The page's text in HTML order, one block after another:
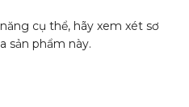
cụ thể, hãy xem xét sơ
sản phẩm này.